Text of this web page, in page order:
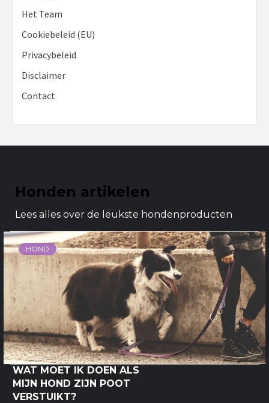
Het Team
Cookiebeleid (EU)
Privacybeleid
Disclaimer
Contact
Honden artikelen
Lees alles over de leukste hondenproducten
HOND
WAT MOET IK DOEN ALS
MIJN HOND ZIJN POOT
VERSTUIKT?